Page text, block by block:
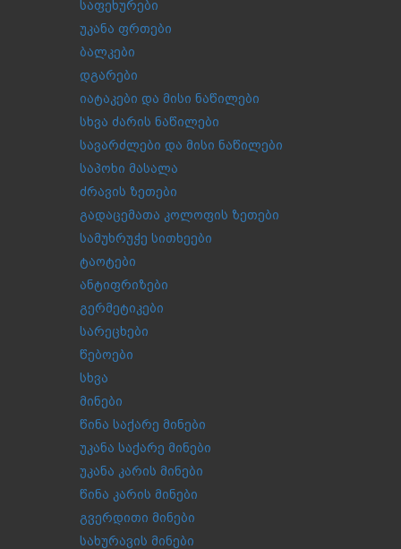
საფეხურები
უკანა ფრთები
ბალკები
დგარები
იატაკები და მისი ნაწილები
სხვა ძარის ნაწილები
სავარძლები და მისი ნაწილები
საპოხი მასალა
ძრავის ზეთები
გადაცემათა კოლოფის ზეთები
სამუხრუჭე სითხეები
ტაოტები
ანტიფრიზები
გერმეტიკები
სარეცხები
წებოები
სხვა
მინები
წინა საქარე მინები
უკანა საქარე მინები
უკანა კარის მინები
წინა კარის მინები
გვერდითი მინები
სახურავის მინები